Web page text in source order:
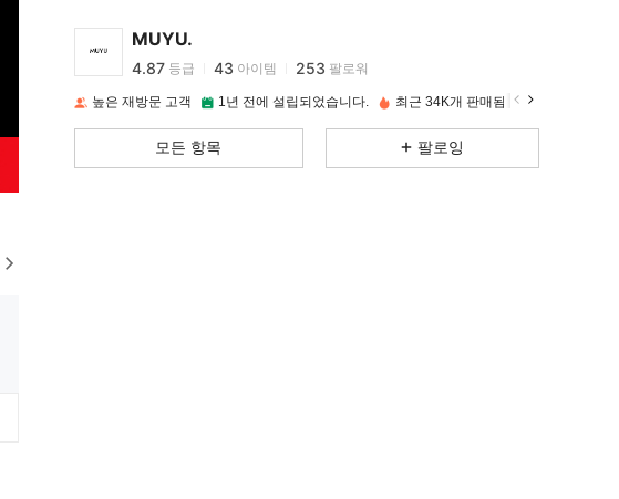
MUYU.
4.87
4.87 등급 43 아이템 253 팔로워
4.87 43
253
4.87
43
253
4.87
43
253
높은 재방문 고객 1년 전에 설립되었습니다. 최근 34K개 판매됨
모든 항목 팔로잉